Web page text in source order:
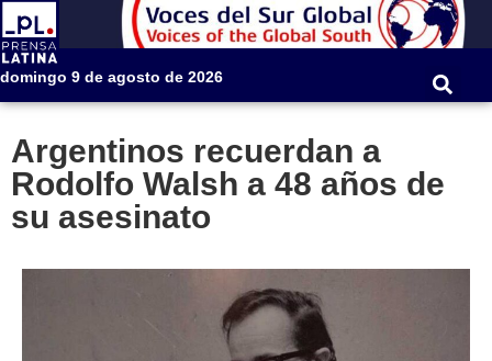
domingo 9 de agosto de 2026
Argentinos recuerdan a
Rodolfo Walsh a 48 años de
su asesinato